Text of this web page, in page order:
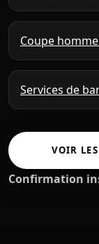
Coupe
Services de
VOIR
Confirmation